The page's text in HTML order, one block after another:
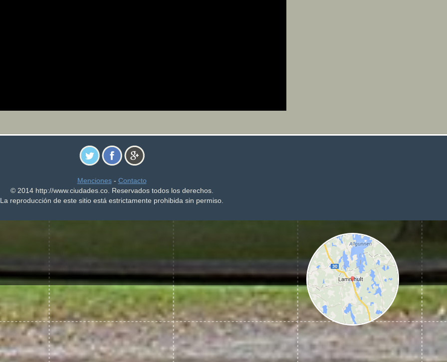
Menciones- Contacto
© 2014 http://www.ciudades.co. Reservados todos los derechos.
La reproducción de este sitio está estrictamente prohibida sin permiso.